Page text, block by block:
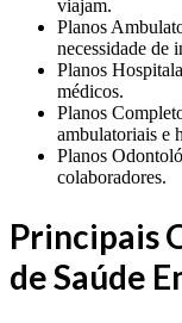
viajam.
Planos
necessidade de
Planos
médicos.
Planos
ambulatoriais e
Planos
colaboradores.
Principais
de Saúde